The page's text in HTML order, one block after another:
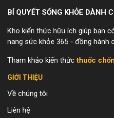
BÍ QUYẾT SỐNG KHỎE DÀNH
Kho kiến thức hữu ích giúp bạn
nang sức khỏe 365 - đồng hành
Tham khảo kiến thứcthuốc
GIỚI THIỆU
Về chúng tôi
Liên hệ